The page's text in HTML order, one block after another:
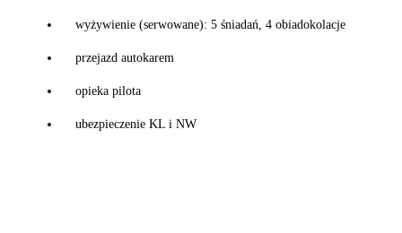
wyżywienie (serwowane): 5 śniadań, 4 obiadokolacje
przejazd autokarem
opieka pilota
ubezpieczenie KL i NW